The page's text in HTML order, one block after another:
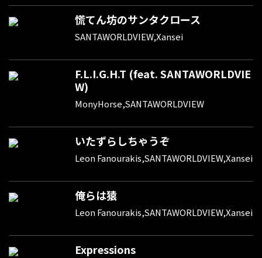
慌てん坊のサンタクロース
SANTAWORLDVIEW,Xansei
F.L.I.G.H.T (feat. SANTAWORLDVIE
W)
MonyHorse,SANTAWORLDVIEW
いたずらしちゃうぞ
Leon Fanourakis,SANTAWORLDVIEW,Xansei
俺らは猿
Leon Fanourakis,SANTAWORLDVIEW,Xansei
Expressions